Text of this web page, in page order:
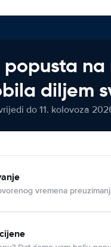
popusta
diljem
do 11. kolovoza
vremena